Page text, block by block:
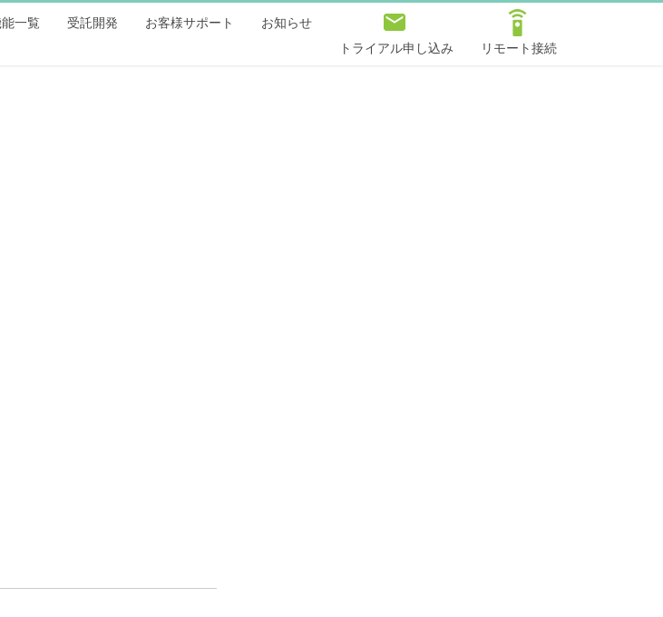
一覧 受託開発 お客様サポート
お知らせ
トライアル申し込み
リモート接続